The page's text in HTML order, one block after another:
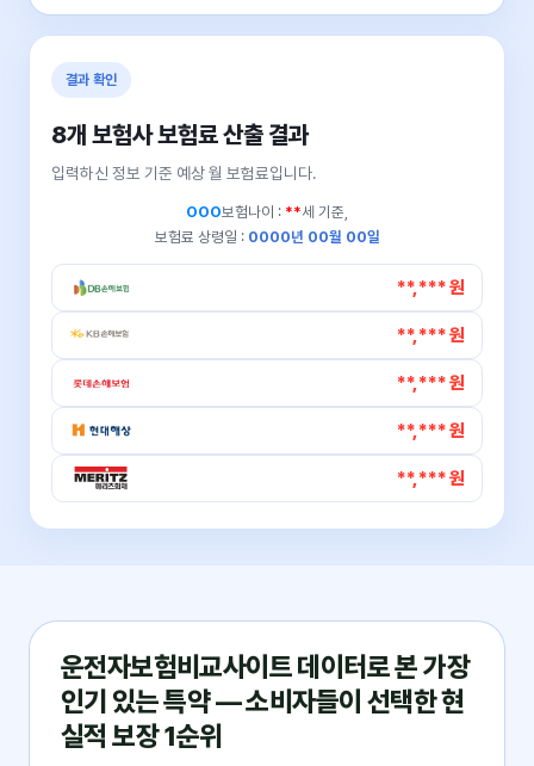
결과 확인
8개 보험사 보험료 산출 결과
입력하신 정보 기준 예상 월 보험료입니다.
OOO보험나이 : **세 기준,
보험료 상령일 : 0000년 00월 00일
**,*** 원
**,*** 원
**,*** 원
**,*** 원
**,*** 원
운전자보험비교사이트 데이터로 본 가장
인기 있는 특약 — 소비자들이 선택한 현
실적 보장 1순위